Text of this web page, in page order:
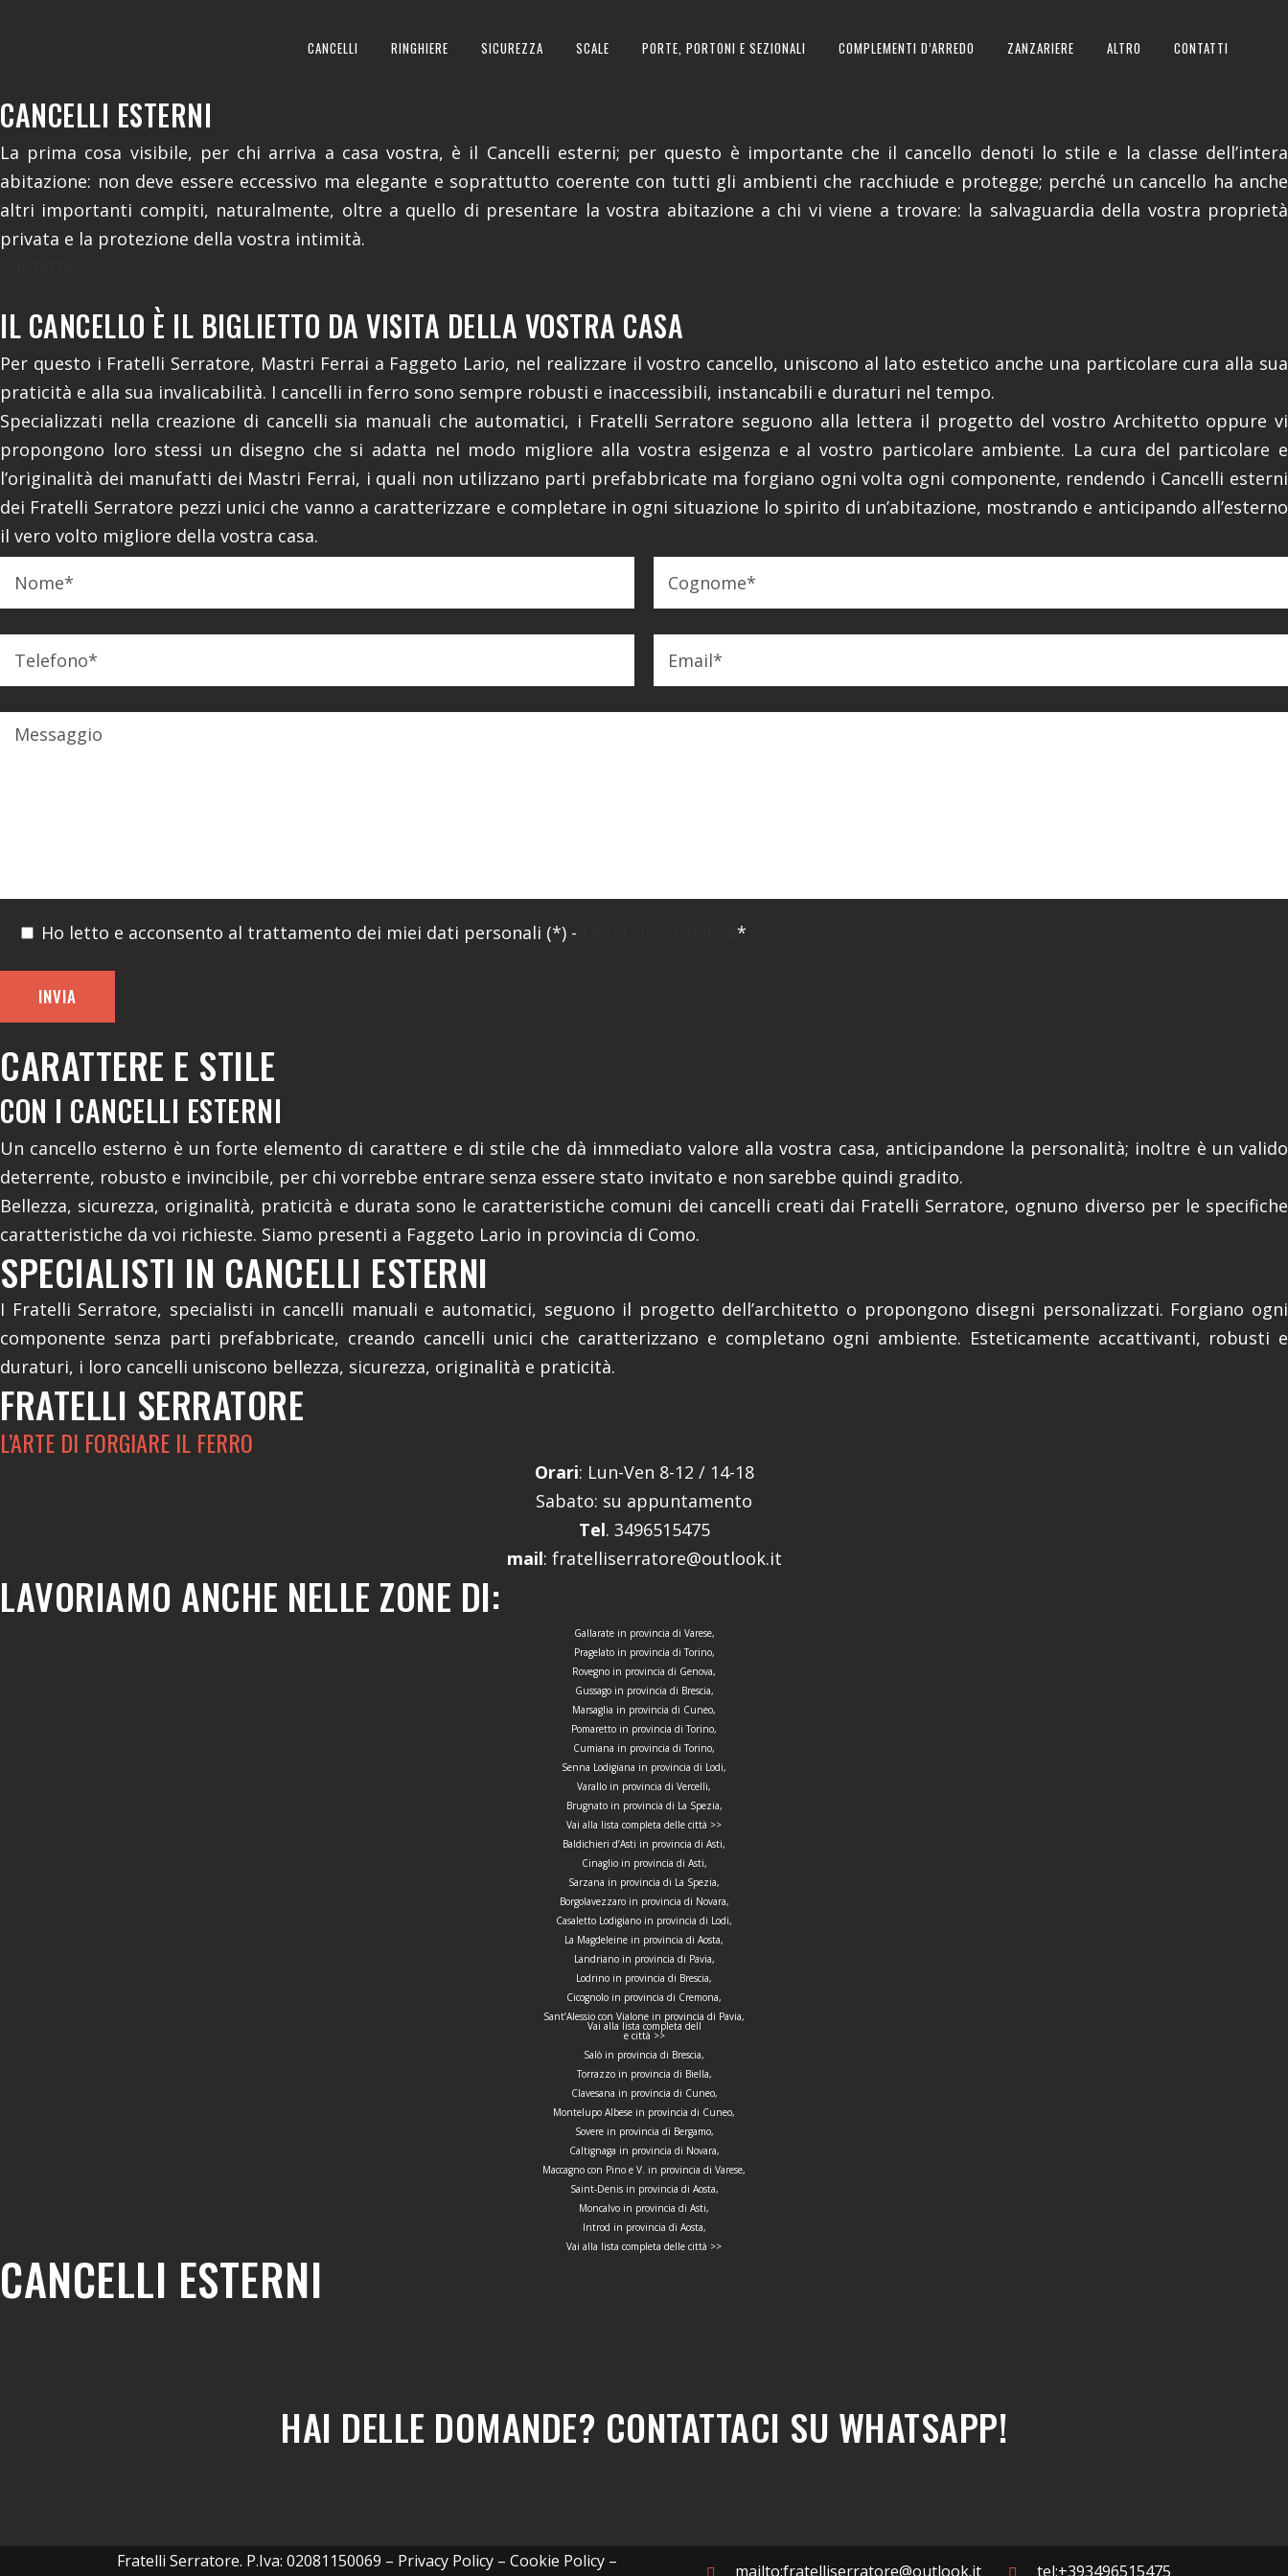
CANCELLI RINGHIERE SICUREZZA SCALE PORTE, PORTONI E SEZIONALI COMPLEMENTI D’ARREDO ZANZARIERE ALTRO CONTATTI
REALIZZIAMO A FAGGETO LARIO IN PROVINCIA DI COMO
CANCELLI ESTERNI
La prima cosa visibile, per chi arriva a casa vostra, è il Cancelli esterni; per questo è importante che il cancello denoti lo stile e la classe dell’intera
abitazione: non deve essere eccessivo ma elegante e soprattutto coerente con tutti gli ambienti che racchiude e protegge; perché un cancello ha anche
altri importanti compiti, naturalmente, oltre a quello di presentare la vostra abitazione a chi vi viene a trovare: la salvaguardia della vostra proprietà
privata e la protezione della vostra intimità.
IL CANCELLO È IL BIGLIETTO DA VISITA DELLA VOSTRA CASA
Per questo i Fratelli Serratore, Mastri Ferrai a Faggeto Lario, nel realizzare il vostro cancello, uniscono al lato estetico anche una particolare cura alla sua
praticità e alla sua invalicabilità. I cancelli in ferro sono sempre robusti e inaccessibili, instancabili e duraturi nel tempo.
Specializzati nella creazione di cancelli sia manuali che automatici, i Fratelli Serratore seguono alla lettera il progetto del vostro Architetto oppure vi
propongono loro stessi un disegno che si adatta nel modo migliore alla vostra esigenza e al vostro particolare ambiente. La cura del particolare e
l’originalità dei manufatti dei Mastri Ferrai, i quali non utilizzano parti prefabbricate ma forgiano ogni volta ogni componente, rendendo i Cancelli esterni
dei Fratelli Serratore pezzi unici che vanno a caratterizzare e completare in ogni situazione lo spirito di un’abitazione, mostrando e anticipando all’esterno
il vero volto migliore della vostra casa.
Ho letto e acconsento al trattamento dei miei dati personali (*) - *
CARATTERE E STILE
CON I CANCELLI ESTERNI
Un cancello esterno è un forte elemento di carattere e di stile che dà immediato valore alla vostra casa, anticipandone la personalità; inoltre è un valido
deterrente, robusto e invincibile, per chi vorrebbe entrare senza essere stato invitato e non sarebbe quindi gradito.
Bellezza, sicurezza, originalità, praticità e durata sono le caratteristiche comuni dei cancelli creati dai Fratelli Serratore, ognuno diverso per le specifiche
caratteristiche da voi richieste. Siamo presenti a Faggeto Lario in provincia di Como.
SPECIALISTI IN CANCELLI ESTERNI
I Fratelli Serratore, specialisti in cancelli manuali e automatici, seguono il progetto dell’architetto o propongono disegni personalizzati. Forgiano ogni
componente senza parti prefabbricate, creando cancelli unici che caratterizzano e completano ogni ambiente. Esteticamente accattivanti, robusti e
duraturi, i loro cancelli uniscono bellezza, sicurezza, originalità e praticità.
FRATELLI SERRATORE
L’ARTE DI FORGIARE IL FERRO
Orari: Lun-Ven 8-12 / 14-18
Sabato: su appuntamento
Tel. 3496515475
mail: fratelliserratore@outlook.it
LAVORIAMO ANCHE NELLE ZONE DI:
Gallarate in provincia di Varese,
Pragelato in provincia di Torino,
Rovegno in provincia di Genova,
Gussago in provincia di Brescia,
Marsaglia in provincia di Cuneo,
Pomaretto in provincia di Torino,
Cumiana in provincia di Torino,
Senna Lodigiana in provincia di Lodi,
Varallo in provincia di Vercelli,
Brugnato in provincia di La Spezia,
Vai alla lista completa delle città >>
Baldichieri d’Asti in provincia di Asti,
Cinaglio in provincia di Asti,
Sarzana in provincia di La Spezia,
Borgolavezzaro in provincia di Novara,
Casaletto Lodigiano in provincia di Lodi,
La Magdeleine in provincia di Aosta,
Landriano in provincia di Pavia,
Lodrino in provincia di Brescia,
Cicognolo in provincia di Cremona,
Sant’Alessio con Vialone in provincia di Pavia,
Vai alla lista completa dell
e città >>
Salò in provincia di Brescia,
Torrazzo in provincia di Biella,
Clavesana in provincia di Cuneo,
Montelupo Albese in provincia di Cuneo,
Sovere in provincia di Bergamo,
Caltignaga in provincia di Novara,
Maccagno con Pino e V. in provincia di Varese,
Saint-Denis in provincia di Aosta,
Moncalvo in provincia di Asti,
Introd in provincia di Aosta,
Vai alla lista completa delle città >>
CANCELLI ESTERNI
HAI DELLE DOMANDE? CONTATTACI SU WHATSAPP!
Fratelli Serratore. P.Iva: 02081150069 – Privacy Policy – Cookie Policy – mailto:fratelliserratore@outlook.it tel:+393496515475